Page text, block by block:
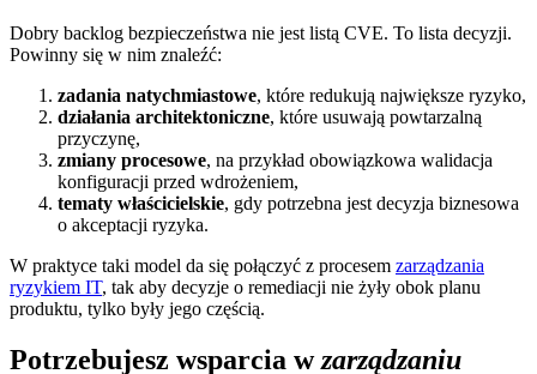
Dobry backlog bezpieczeństwa nie jest listą CVE. To lista decyzji.
Powinny się w nim znaleźć:
zadania natychmiastowe, które redukują największe ryzyko,
działania architektoniczne, które usuwają powtarzalną
przyczynę,
zmiany procesowe, na przykład obowiązkowa walidacja
konfiguracji przed wdrożeniem,
tematy właścicielskie, gdy potrzebna jest decyzja biznesowa
o akceptacji ryzyka.
W praktyce taki model da się połączyć z procesem zarządzania
ryzykiem IT, tak aby decyzje o remediacji nie żyły obok planu
produktu, tylko były jego częścią.
Potrzebujesz wsparcia wzarządzaniu